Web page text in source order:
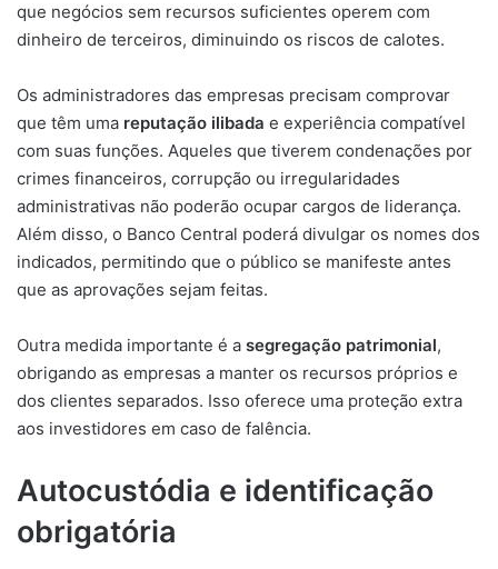
que negócios sem recursos suficientes operem com
dinheiro de terceiros, diminuindo os riscos de calotes.
Os administradores das empresas precisam comprovar
que têm uma reputação ilibada e experiência compatível
com suas funções. Aqueles que tiverem condenações por
crimes financeiros, corrupção ou irregularidades
administrativas não poderão ocupar cargos de liderança.
Além disso, o Banco Central poderá divulgar os nomes dos
indicados, permitindo que o público se manifeste antes
que as aprovações sejam feitas.
Outra medida importante é a segregação patrimonial,
obrigando as empresas a manter os recursos próprios e
dos clientes separados. Isso oferece uma proteção extra
aos investidores em caso de falência.
Autocustódia e identificação
obrigatória